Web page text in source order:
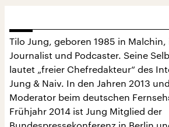
Tilo Jung, geboren 1985 in
Journalist und Podcaster. Seine
lautet „freier Chefredakteur“ des
Jung & Naiv. In den Jahren 2013
Moderator beim deutschen
Frühjahr 2014 ist Jung Mitglied der